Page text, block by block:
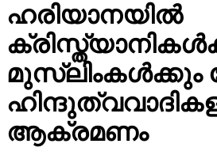
ഹരിയാനയില്‍
മുസ്‌ലിംകള്‍ക്കും
ആക്രമണം